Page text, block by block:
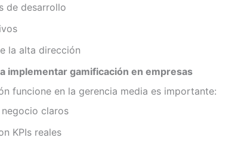
de desarrollo
la alta dirección
implementar gamificación en empresas
funcione en la gerencia media es importante:
claros
KPIs reales